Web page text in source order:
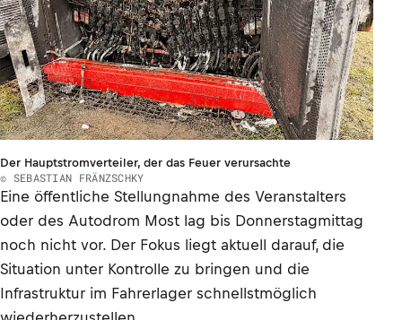
Der Hauptstromverteiler, der das Feuer verursachte
© SEBASTIAN FRÄNZSCHKY
Eine öffentliche Stellungnahme des Veranstalters
oder des Autodrom Most lag bis Donnerstagmittag
noch nicht vor. Der Fokus liegt aktuell darauf, die
Situation unter Kontrolle zu bringen und die
Infrastruktur im Fahrerlager schnellstmöglich